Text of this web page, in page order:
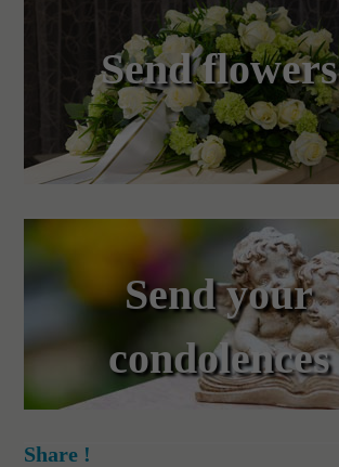
Send flowers
Send your
condolences
Share !